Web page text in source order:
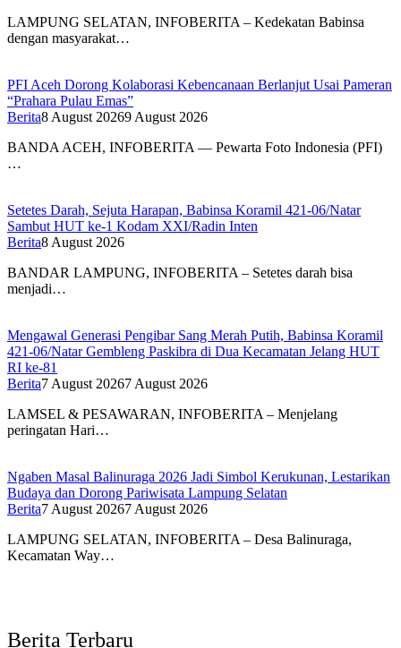
LAMPUNG SELATAN, INFOBERITA – Kedekatan Babinsa
dengan masyarakat…
PFI Aceh Dorong Kolaborasi Kebencanaan Berlanjut Usai Pameran
“Prahara Pulau Emas”
Berita8 August 20269 August 2026
BANDA ACEH, INFOBERITA — Pewarta Foto Indonesia (PFI)
…
Setetes Darah, Sejuta Harapan, Babinsa Koramil 421-06/Natar
Sambut HUT ke-1 Kodam XXI/Radin Inten
Berita8 August 2026
BANDAR LAMPUNG, INFOBERITA – Setetes darah bisa
menjadi…
Mengawal Generasi Pengibar Sang Merah Putih, Babinsa Koramil
421-06/Natar Gembleng Paskibra di Dua Kecamatan Jelang HUT
RI ke-81
Berita7 August 20267 August 2026
LAMSEL & PESAWARAN, INFOBERITA – Menjelang
peringatan Hari…
Ngaben Masal Balinuraga 2026 Jadi Simbol Kerukunan, Lestarikan
Budaya dan Dorong Pariwisata Lampung Selatan
Berita7 August 20267 August 2026
LAMPUNG SELATAN, INFOBERITA – Desa Balinuraga,
Kecamatan Way…
Berita Terbaru